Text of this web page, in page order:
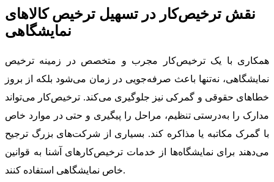
نقش ترخیص‌کار در تسهیل ترخیص کالاهای
نمایشگاهی
همکاری با یک ترخیص‌کار مجرب و متخصص در زمینه ترخیص
نمایشگاهی، نه‌تنها باعث صرفه‌جویی در زمان می‌شود بلکه از بروز
خطاهای حقوقی و گمرکی نیز جلوگیری می‌کند. ترخیص‌کار می‌تواند
مدارک را به‌درستی تنظیم، مراحل را پیگیری و حتی در موارد خاص
با گمرک مکاتبه یا مذاکره کند. بسیاری از شرکت‌های بزرگ ترجیح
می‌دهند برای نمایشگاه‌ها از خدمات ترخیص‌کارهای آشنا به قوانین
خاص نمایشگاهی استفاده کنند.